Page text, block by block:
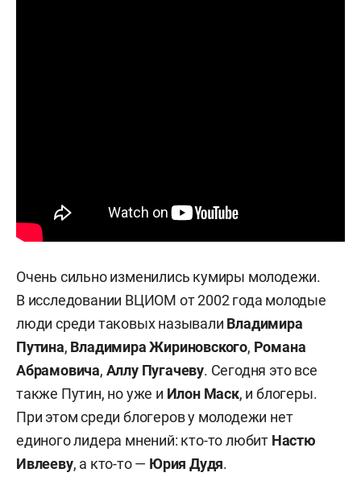
Очень сильно изменились кумиры молодежи.
В исследовании ВЦИОМ от 2002 года молодые
люди среди таковых называли Владимира
Путина, Владимира Жириновского, Романа
Абрамовича, Аллу Пугачеву. Сегодня это все
также Путин, но уже и Илон Маск, и блогеры.
При этом среди блогеров у молодежи нет
единого лидера мнений: кто-то любит Настю
Ивлееву, а кто-то — Юрия Дудя.